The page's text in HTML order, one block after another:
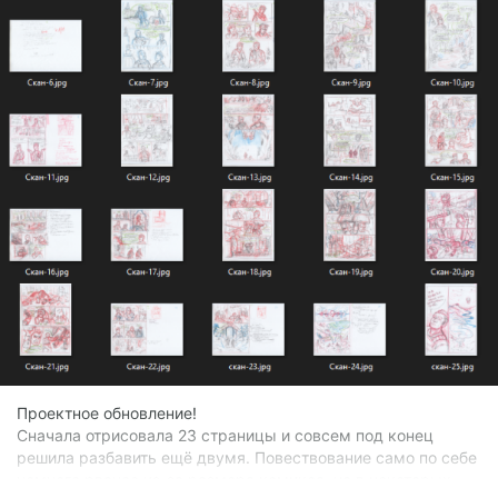
Проектное обновление!
Сначала отрисовала 23 страницы и совсем под конец
решила разбавить ещё двумя. Повествование само по себе